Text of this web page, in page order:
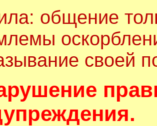
общение
своей